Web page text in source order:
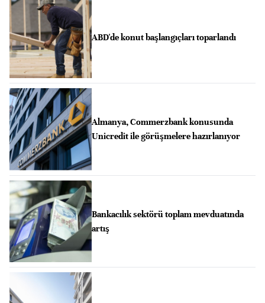
ABD'de konut başlangıçları toparlandı
Almanya, Commerzbank konusunda
Unicredit ile görüşmelere hazırlanıyor
Bankacılık sektörü toplam mevduatında
artış